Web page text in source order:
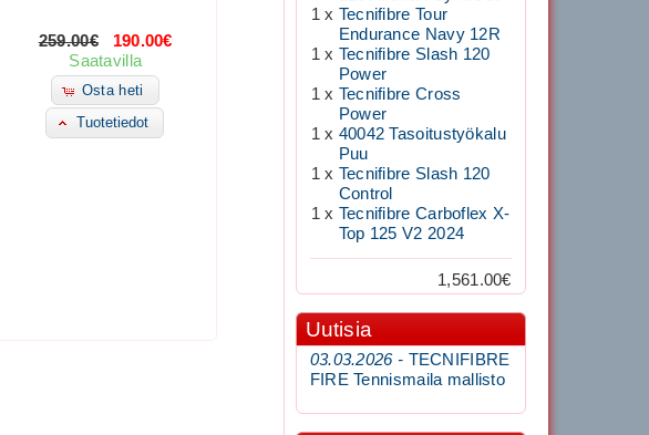
259.00€
190.00€
Saatavilla
Osta heti
Tuotetiedot
1 x Tecnifibre Tour
Endurance Navy 12R
1 x Tecnifibre Slash 120
Power
1 x Tecnifibre Cross
Power
1 x 40042 Tasoitustyökalu
Puu
1 x Tecnifibre Slash 120
Control
1 x Tecnifibre Carboflex X-
Top 125 V2 2024
1,561.00€
Uutisia
03.03.2026 - TECNIFIBRE
FIRE Tennismaila mallisto